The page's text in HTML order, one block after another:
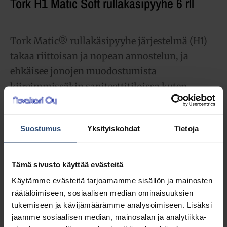
Suostumus Yksityiskohdat Tietoja
Tämä sivusto käyttää evästeitä
Käytämme evästeitä tarjoamamme sisällön ja mainosten
räätälöimiseen, sosiaalisen median ominaisuuksien
tukemiseen ja kävijämäärämme analysoimiseen. Lisäksi
jaamme sosiaalisen median, mainosalan ja analytiikka-
Tork Matic® rullakäsipyyhe järjestelmä (H1)
takaa riittoisan ja nopean annostelun, ja
ehkäisee jonojen muodostumista
kiireimmissäkin saniteettitiloissa kuten
kouluissa ja lentokentillä.
90,74€ alv 0%
LISÄÄ OSTOSKORIIN
Yhteensä: 90,74 €